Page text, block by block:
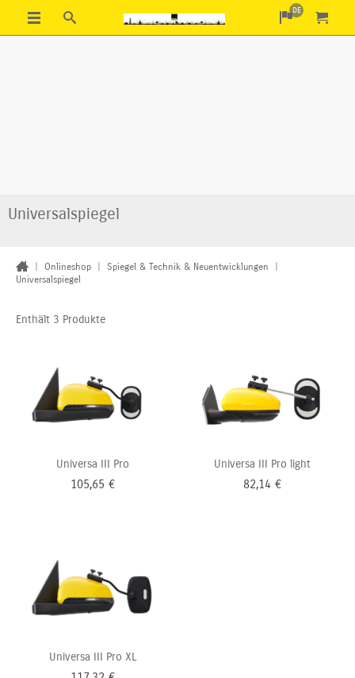
DE
Universalspiegel
Onlineshop Spiegel & Technik & Neuentwicklungen
Universalspiegel
Enthält 3 Produkte
Universa III Pro
105,65 €
Universa III Pro light
82,14 €
Universa III Pro XL